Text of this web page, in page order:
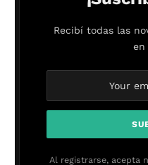
Recibí todas las
en
Al registrarse, acepta